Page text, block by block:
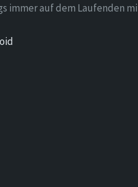
immer auf dem Laufenden